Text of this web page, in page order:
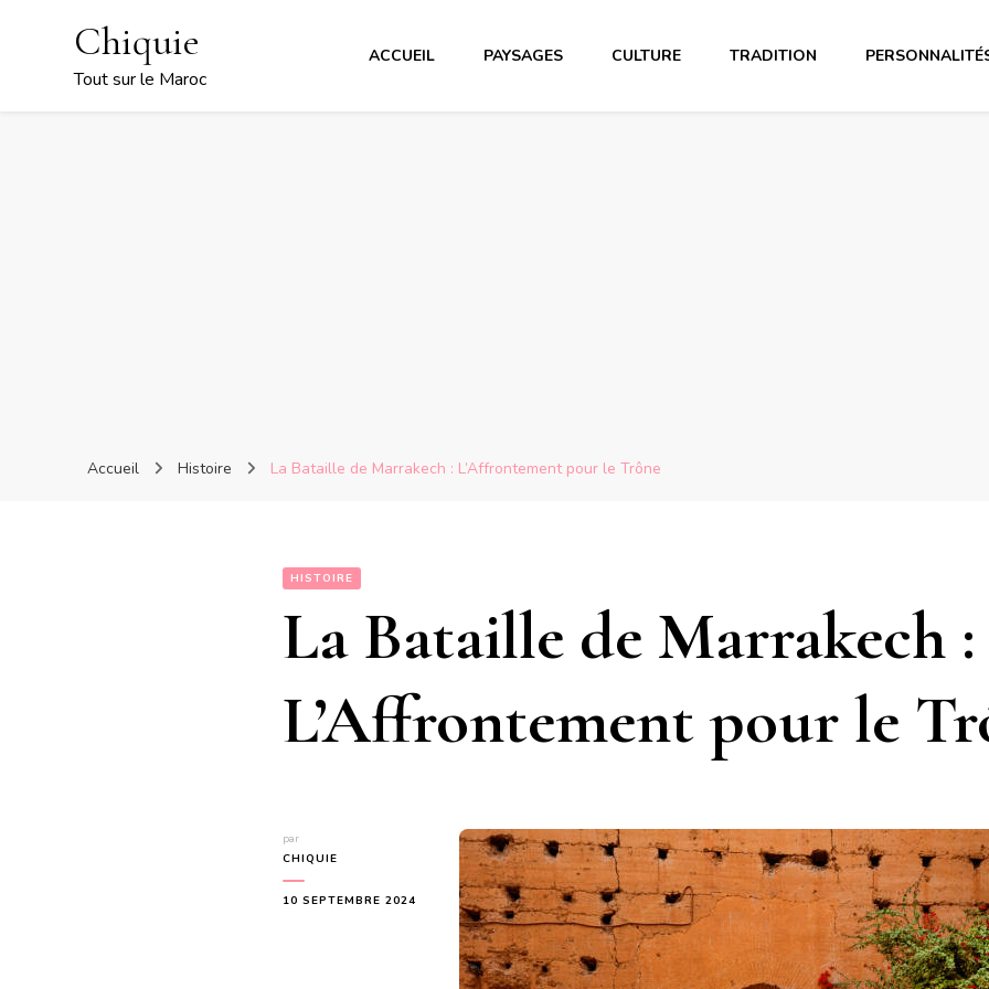
Chiquie
Tout sur le Maroc
ACCUEIL PAYSAGES CULTURE TRADITION
Accueil Histoire La Bataille de Marrakech : L’Affrontement pour le Trône
HISTOIRE
La Bataille de Marrakech :
L’Affrontement pour le
par
CHIQUIE
10 SEPTEMBRE 2024